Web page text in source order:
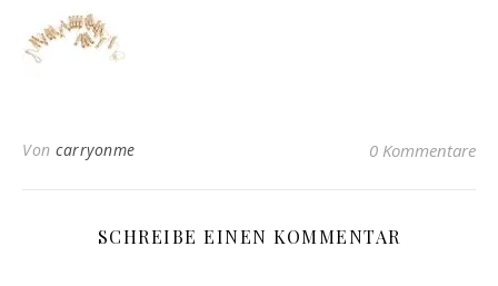
Von carryonme 0 Kommentare
SCHREIBE EINEN KOMMENTAR